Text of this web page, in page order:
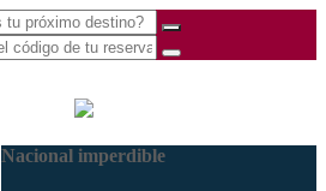
Nacional imperdible